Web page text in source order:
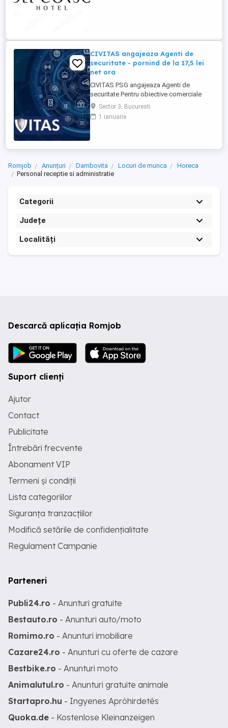
CIVITAS angajeaza Agenti de
securitate - pornind de la 17,5 lei
net ora
CIVITAS PSG angajeaza Agenti de
securitate Pentru obiective comerciale
(magazine de haine din mall-urile din
Bucuresti) CONTACT: apel la numarul din
anunt Locatia: Park Lake, metrou Dristor
Garantam Salariu, program, ...
Sector 3, Bucuresti
1 ianuarie
Romjob Anunțuri Dambovita Locuri de munca
Horeca
Personal receptie si administratie
Categorii
Județe
Localități
Descarcă aplicația Romjob
Suport clienți
Ajutor
Contact
Publicitate
Întrebări frecvente
Abonament VIP
Termeni și condiții
Lista categoriilor
Siguranța tranzacțiilor
Modifică setările de confidențialitate
Regulament Campanie
Parteneri
Publi24.ro - Anunturi gratuite
Bestauto.ro - Anunturi auto/moto
Romimo.ro - Anunturi imobiliare
Cazare24.ro - Anunturi cu oferte de cazare
Bestbike.ro - Anunturi moto
Animalutul.ro - Anunturi gratuite animale
Startapro.hu - Ingyenes Apróhirdetés
Quoka.de - Kostenlose Kleinanzeigen